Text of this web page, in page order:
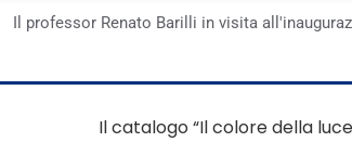
Il professor Renato Barilli in visita
Il catalogo “Il colore della